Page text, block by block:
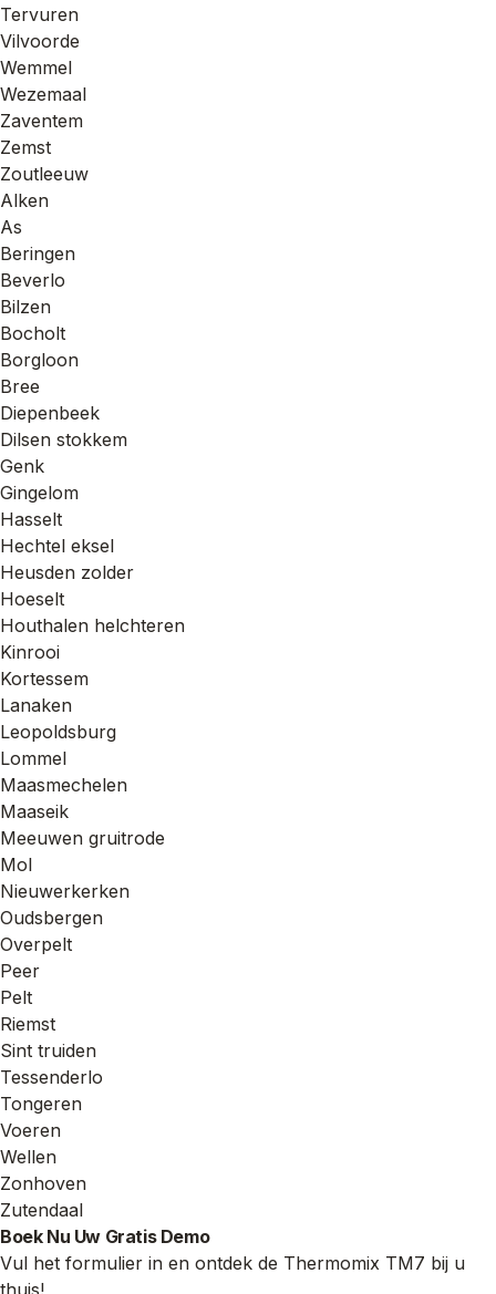
Tervuren
Vilvoorde
Wemmel
Wezemaal
Zaventem
Zemst
Zoutleeuw
Alken
As
Beringen
Beverlo
Bilzen
Bocholt
Borgloon
Bree
Diepenbeek
Dilsen stokkem
Genk
Gingelom
Hasselt
Hechtel eksel
Heusden zolder
Hoeselt
Houthalen helchteren
Kinrooi
Kortessem
Lanaken
Leopoldsburg
Lommel
Maasmechelen
Maaseik
Meeuwen gruitrode
Mol
Nieuwerkerken
Oudsbergen
Overpelt
Peer
Pelt
Riemst
Sint truiden
Tessenderlo
Tongeren
Voeren
Wellen
Zonhoven
Zutendaal
Boek Nu Uw Gratis Demo
Vul het formulier in en ontdek de Thermomix TM7 bij u
thuis!